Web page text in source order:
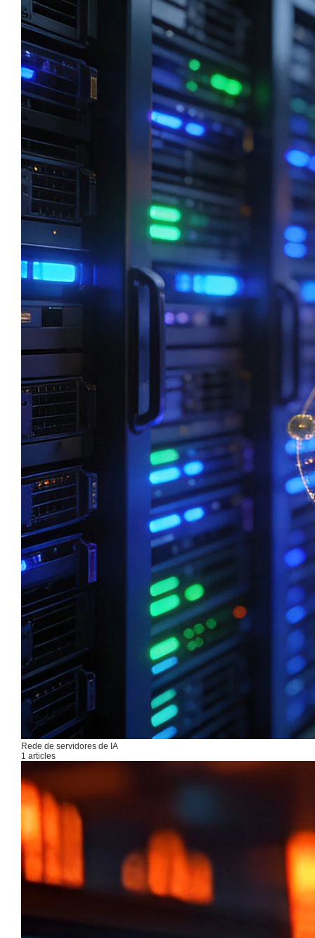
Rede de servidores de IA
1 articles